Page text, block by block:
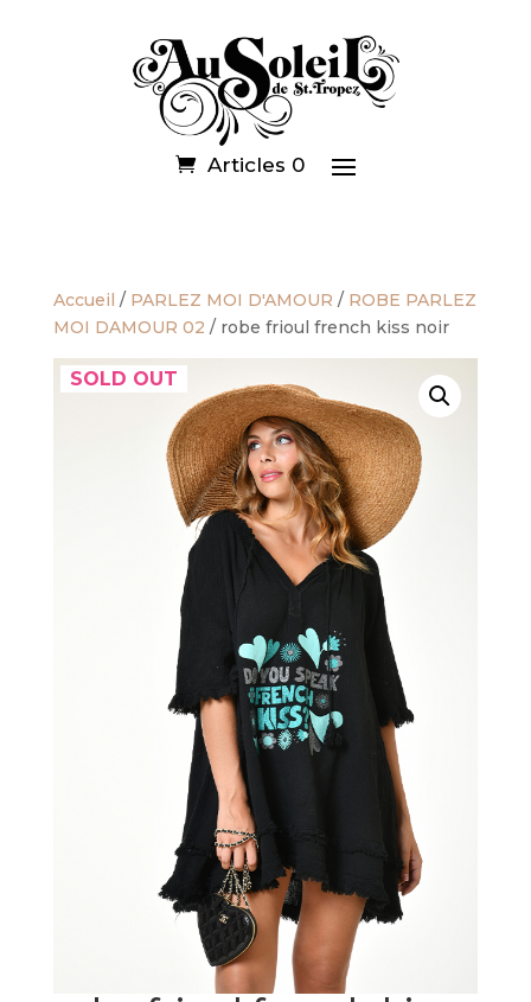
Articles 0
Accueil / PARLEZ MOI D'AMOUR / ROBE PARLEZ
MOI DAMOUR 02 / robe frioul french kiss noir
SOLD OUT